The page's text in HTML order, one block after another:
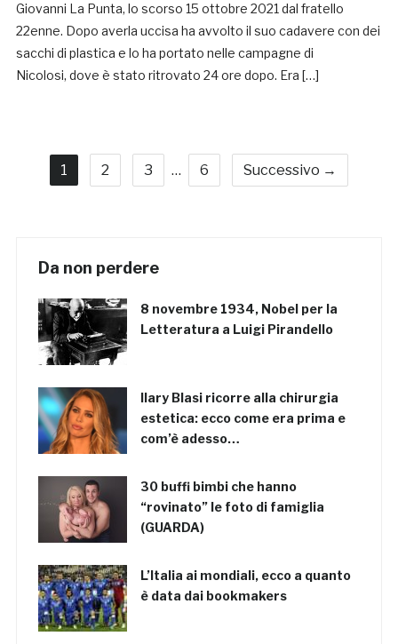
Giovanni La Punta, lo scorso 15 ottobre 2021 dal fratello
22enne. Dopo averla uccisa ha avvolto il suo cadavere con dei
sacchi di plastica e lo ha portato nelle campagne di
Nicolosi, dove è stato ritrovato 24 ore dopo. Era […]
1 2 3 … 6 Successivo →
Da non perdere
8 novembre 1934, Nobel per la
Letteratura a Luigi Pirandello
Ilary Blasi ricorre alla chirurgia
estetica: ecco come era prima e
com’è adesso…
30 buffi bimbi che hanno
“rovinato” le foto di famiglia
(GUARDA)
L’Italia ai mondiali, ecco a quanto
è data dai bookmakers